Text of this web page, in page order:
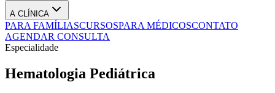
A CLÍNICA
PARA FAMÍLIASCURSOSPARA MÉDICOSCONTATO
AGENDAR CONSULTA
Especialidade
Hematologia Pediátrica